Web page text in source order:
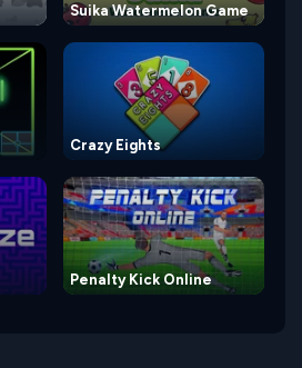
Suika Watermelon Game
Crazy Eights
Penalty Kick Online